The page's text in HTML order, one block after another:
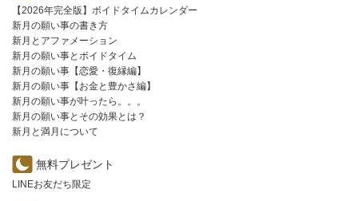
【2026年完全版】ボイドタイムカレンダー
新月の願い事の書き方
新月とアファメーション
新月の願い事とボイドタイム
新月の願い事【恋愛・復縁編】
新月の願い事【お金と豊かさ編】
新月の願い事が叶ったら。。。
新月の願い事とその効果とは？
新月と満月について
無料プレゼント
LINEお友だち限定